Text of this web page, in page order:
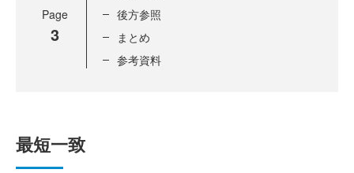
Page
3
後方参照
まとめ
参考資料
最短一致